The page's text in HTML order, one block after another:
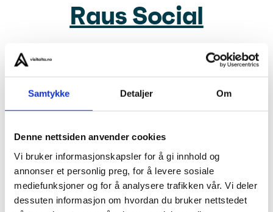
Samtykke Detaljer Om
Denne nettsiden anvender cookies
Vi bruker informasjonskapsler for å gi innhold og
annonser et personlig preg, for å levere sosiale
mediefunksjoner og for å analysere trafikken vår. Vi deler
dessuten informasjon om hvordan du bruker nettstedet
Raus Social
Brasseri Alta
Lavvu Restaurant